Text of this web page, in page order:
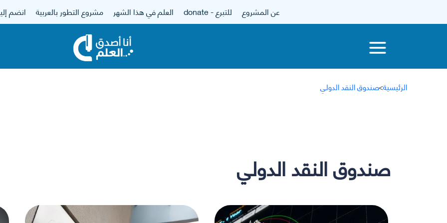
عن المشروع للتبرع - donate العلم في هذا الشهر مشروع التطور بالعربية انضم
الرئيسية>صندوق النقد الدولي
صندوق النقد الدولي